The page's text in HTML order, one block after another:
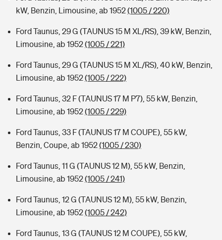
kW, Benzin, Limousine, ab 1952(1005 / 220)
Ford Taunus, 29 G (TAUNUS 15 M XL/RS), 39 kW, Benzin,
Limousine, ab 1952(1005 / 221)
Ford Taunus, 29 G (TAUNUS 15 M XL/RS), 40 kW, Benzin,
Limousine, ab 1952(1005 / 222)
Ford Taunus, 32 F (TAUNUS 17 M P7), 55 kW, Benzin,
Limousine, ab 1952(1005 / 229)
Ford Taunus, 33 F (TAUNUS 17 M COUPE), 55 kW,
Benzin, Coupe, ab 1952(1005 / 230)
Ford Taunus, 11 G (TAUNUS 12 M), 55 kW, Benzin,
Limousine, ab 1952(1005 / 241)
Ford Taunus, 12 G (TAUNUS 12 M), 55 kW, Benzin,
Limousine, ab 1952(1005 / 242)
Ford Taunus, 13 G (TAUNUS 12 M COUPE), 55 kW,